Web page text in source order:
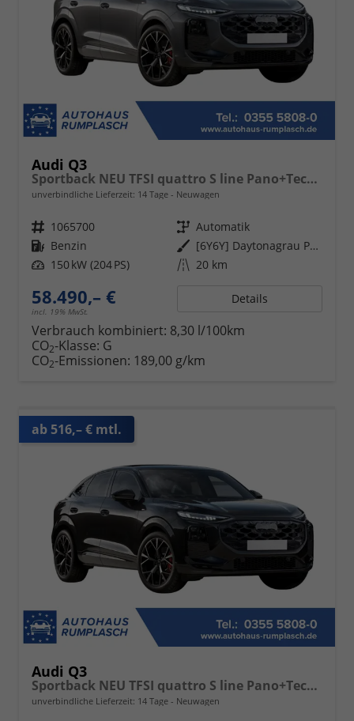
Audi Q3
Sportback NEU TFSI quattro S line Pano+TechPro+Matrix+AHK+HUD+Alu20+KlimaPlus+DCC+SONOS
unverbindliche Lieferzeit: 14 Tage Neuwagen
Fahrzeugnr. 1065700 Getriebe Automatik
Kraftstoff Benzin Außenfarbe
[6Y6Y] Daytonagrau Perleffekt
Leistung 150 kW (204 PS) Kilometerstand 20 km
58.490,– €
incl. 19% MwSt.
Details
Verbrauch kombiniert: 8,30 l/100km
CO2-Klasse: G
CO2-Emissionen: 189,00 g/km
ab 516,– € mtl.
Audi Q3
Sportback NEU TFSI quattro S line Pano+TechPro+Matrix+AHK+HUD+Alu20+KlimaPlus+DCC+SONOS
unverbindliche Lieferzeit: 14 Tage Neuwagen